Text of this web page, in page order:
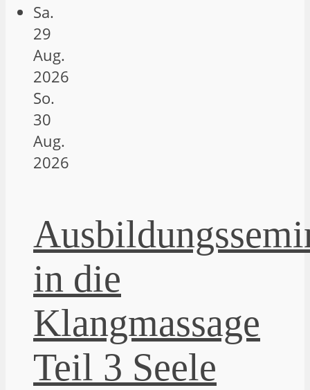
Sa.
29
Aug.
2026
So.
30
Aug.
2026
in die
Klangmassage
Teil 3 Seele